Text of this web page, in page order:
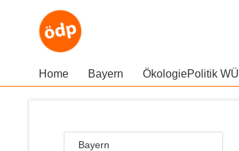
Home Bayern ÖkologiePolitik WÜ
Bayern